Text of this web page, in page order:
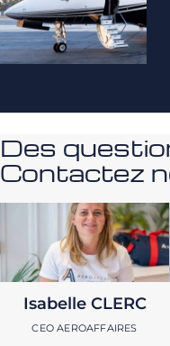
Des
Contactez
Isabelle CLERC
CEO AEROAFFAIRES